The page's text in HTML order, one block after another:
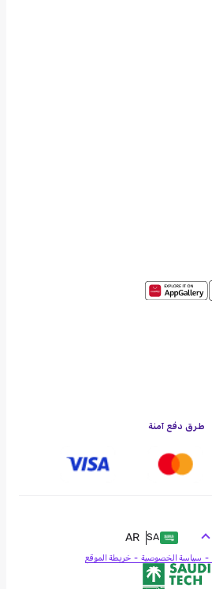
طرق دفع آمنة
SA
AR
سياسة الخصوصية خريطة الموقع